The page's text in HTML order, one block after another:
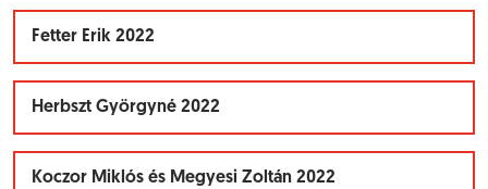
Fetter Erik 2022
Herbszt Györgyné 2022
Koczor Miklós és Megyesi Zoltán 2022